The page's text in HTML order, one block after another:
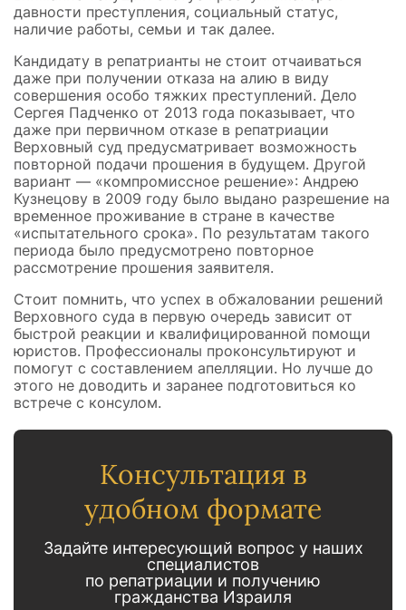
давности преступления, социальный статус,
наличие работы, семьи и так далее.
Кандидату в репатрианты не стоит отчаиваться
даже при получении отказа на алию в виду
совершения особо тяжких преступлений. Дело
Сергея Падченко от 2013 года показывает, что
даже при первичном отказе в репатриации
Верховный суд предусматривает возможность
повторной подачи прошения в будущем. Другой
вариант — «компромиссное решение»: Андрею
Кузнецову в 2009 году было выдано разрешение на
временное проживание в стране в качестве
«испытательного срока». По результатам такого
периода было предусмотрено повторное
рассмотрение прошения заявителя.
Стоит помнить, что успех в обжаловании решений
Верховного суда в первую очередь зависит от
быстрой реакции и квалифицированной помощи
юристов. Профессионалы проконсультируют и
помогут с составлением апелляции. Но лучше до
этого не доводить и заранее подготовиться ко
встрече с консулом.
Консультация в
удобном формате
Задайте интересующий вопрос у наших
специалистов
по репатриации и получению
гражданства Израиля